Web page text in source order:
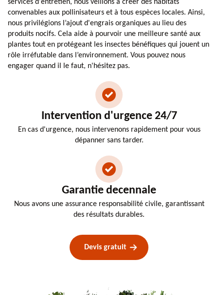
services d'entretien, nous veillons à créer des habitats
convenables aux pollinisateurs et à tous espèces locales. Ainsi,
nous privilégions l’ajout d'engrais organiques au lieu des
produits nocifs. Cela aide à pourvoir une meilleure santé aux
plantes tout en protégeant les insectes bénéfiques qui jouent un
rôle irréfutable dans l’environnement. Vous pouvez nous
engager quand il le faut, n'hésitez pas.
Intervention d'urgence 24/7
En cas d'urgence, nous intervenons rapidement pour vous
dépanner sans tarder.
Garantie decennale
Nous avons une assurance responsabilité civile, garantissant
des résultats durables.
Devis gratuit